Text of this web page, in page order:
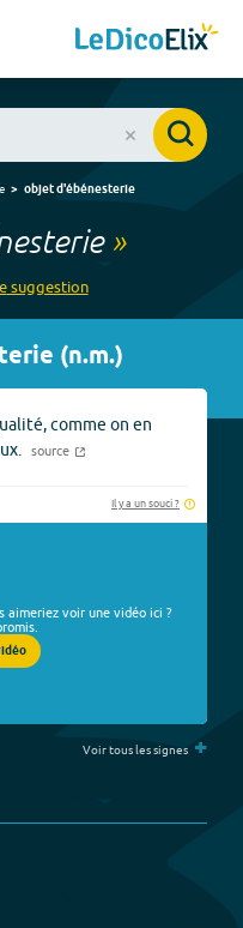
objet d'ébénesterie
»
suggestion
(n.m.)
comme on en
source
Il y a un souci ?
aimeriez voir une vidéo ici ?
Voir tous les signes +